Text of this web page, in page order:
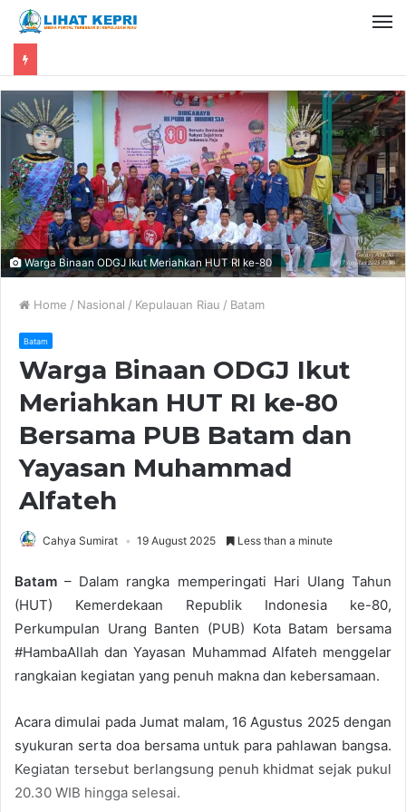
Warga Binaan ODGJ Ikut Meriahkan HUT RI ke-80
Home / Nasional / Kepulauan Riau / Batam
Batam
Warga Binaan ODGJ Ikut
Meriahkan HUT RI ke-80
Bersama PUB Batam dan
Yayasan Muhammad
Alfateh
Cahya Sumirat 19 August 2025 Less than a minute
Batam – Dalam rangka memperingati Hari Ulang Tahun
(HUT) Kemerdekaan Republik Indonesia ke-80,
Perkumpulan Urang Banten (PUB) Kota Batam bersama
#HambaAllah dan Yayasan Muhammad Alfateh menggelar
rangkaian kegiatan yang penuh makna dan kebersamaan.
Acara dimulai pada Jumat malam, 16 Agustus 2025 dengan
syukuran serta doa bersama untuk para pahlawan bangsa.
Kegiatan tersebut berlangsung penuh khidmat sejak pukul
20.30 WIB hingga selesai.